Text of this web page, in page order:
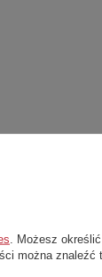
. Możesz
można znaleźć